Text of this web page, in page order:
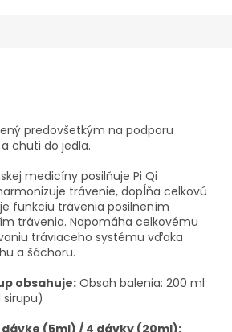
predovšetkým na podporu
chuti do jedla.
medicíny posilňuje Pi Qi
trávenie, dopĺňa celkovú
funkciu trávenia posilnením
trávenia. Napomáha celkovému
tráviaceho systému vďaka
a šáchoru.
obsahuje: Obsah balenia: 200 ml
sirupu)